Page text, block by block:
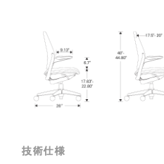
Cooper-Hewitt, National Design
イン・アワード（2002 National Design
デザイン・アワード（1999 Chrysler
年、ディフリエントは、自分のエネルギ
ザインに全力を注いできました。こ
シリンダーから重量反応式自動リクラ
ーを見出してきました。
技術仕様